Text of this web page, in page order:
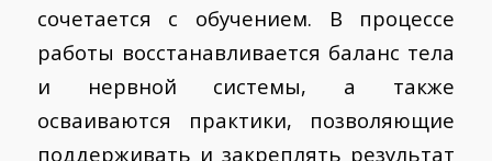
сочетается с обучением. В процессе
работы восстанавливается баланс тела
и нервной системы, а также
осваиваются практики, позволяющие
поддерживать и закреплять результат